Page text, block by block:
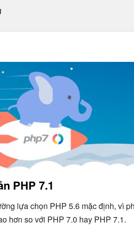
PHP 7.1
lựa chọn PHP 5.6 mặc định, vì
hơn so với PHP 7.0 hay PHP 7.1.